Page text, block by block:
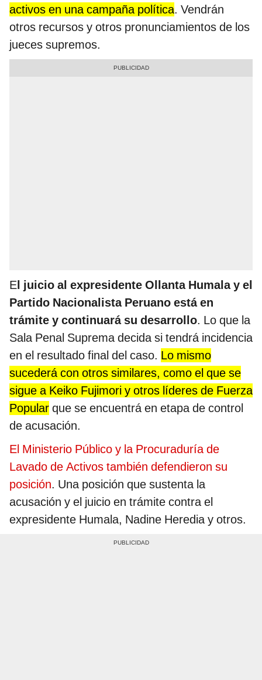
activos en una campaña política. Vendrán
otros recursos y otros pronunciamientos de los
jueces supremos.
El juicio al expresidente Ollanta Humala y el
Partido Nacionalista Peruano está en
trámite y continuará su desarrollo. Lo que la
Sala Penal Suprema decida si tendrá incidencia
en el resultado final del caso. Lo mismo
sucederá con otros similares, como el que se
sigue a Keiko Fujimori y otros líderes de Fuerza
Popular que se encuentrá en etapa de control
de acusación.
El Ministerio Público y la Procuraduría de
Lavado de Activos también defendieron su
posición. Una posición que sustenta la
acusación y el juicio en trámite contra el
expresidente Humala, Nadine Heredia y otros.